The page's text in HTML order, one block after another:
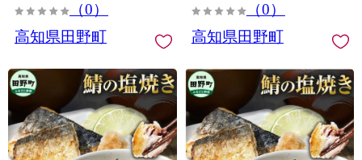
（0）
高知県田野町
（0）
高知県田野町